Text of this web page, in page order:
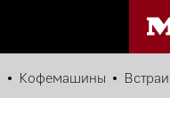
Кофемашины